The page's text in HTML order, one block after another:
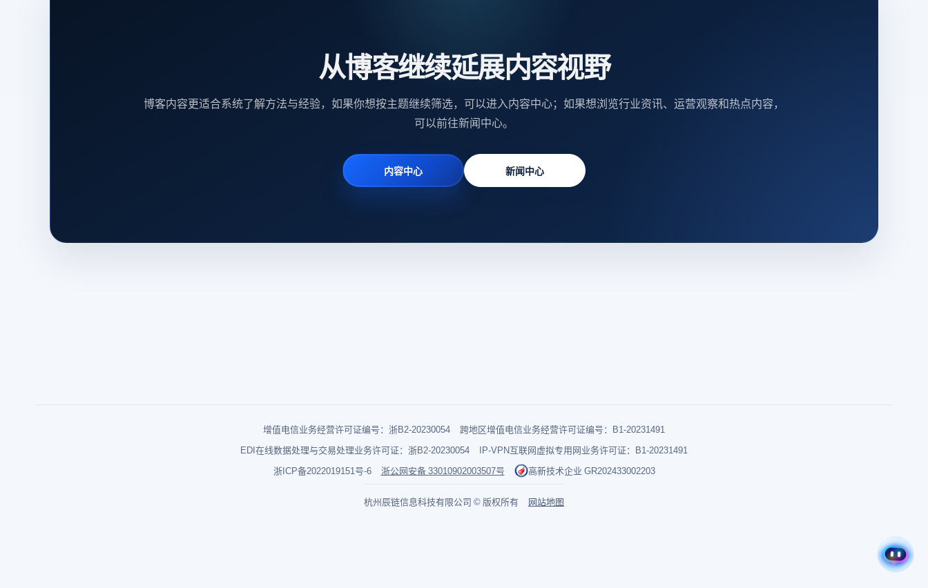
从博客继续延展内容视野
博客内容更适合系统了解方法与经验，如果你想按主题继续筛选，可以进入内容中心；如果想浏览行业资讯、运营观察和热点内容，
可以前往新闻中心。
内容中心 新闻中心
增值电信业务经营许可证编号：浙B2-20230054
跨地区增值电信业务经营许可证编号：B1-20231491
EDI在线数据处理与交易处理业务许可证：浙B2-20230054
IP-VPN互联网虚拟专用网业务许可证：B1-20231491
浙ICP备2022019151号-6
浙公网安备 33010902003507号 高新技术企业 GR202433002203
杭州辰链信息科技有限公司 © 版权所有 网站地图